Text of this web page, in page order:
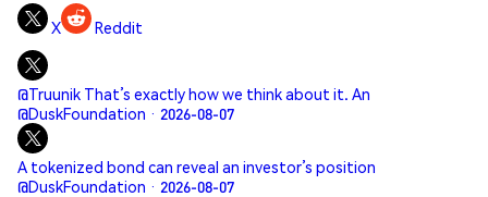
X Reddit
@Truunik That’s exactly how we think about it. An
@DuskFoundation · 2026-08-07
A tokenized bond can reveal an investor’s position
@DuskFoundation · 2026-08-07